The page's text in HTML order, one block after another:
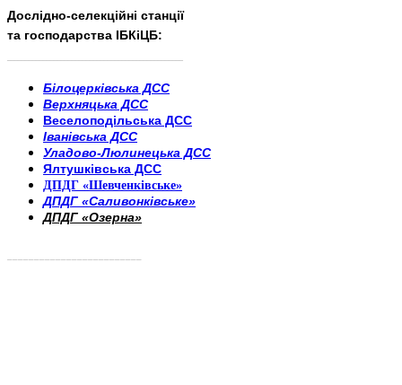
Дослідно-селекційні станції
та господарства ІБКіЦБ:
Білоцерківська ДСС
Верхняцька ДСС
Веселоподільська ДСС
Іванівська ДСС
Уладово-Люлинецька ДСС
Ялтушківська ДСС
ДПДГ «Шевченківське»
ДПДГ «Саливонківське»
ДПДГ «Озерна»